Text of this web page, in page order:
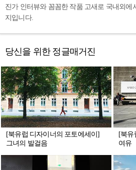
진가 인터뷰와 꼼꼼한 작품 고새로 국내외에
지입니다.
당신을 위한 정글매거진
[북유럽 디자이너의 포토에세이]
그녀의 발걸음
[북유
여유